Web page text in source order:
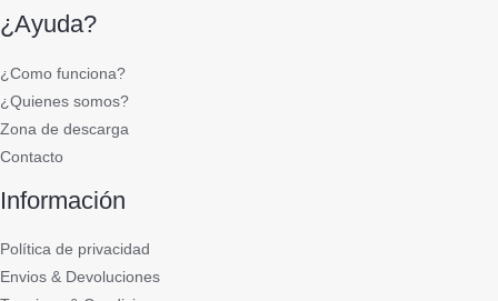
¿Ayuda?
¿Como funciona?
¿Quienes somos?
Zona de descarga
Contacto
Información
Política de privacidad
Envios & Devoluciones